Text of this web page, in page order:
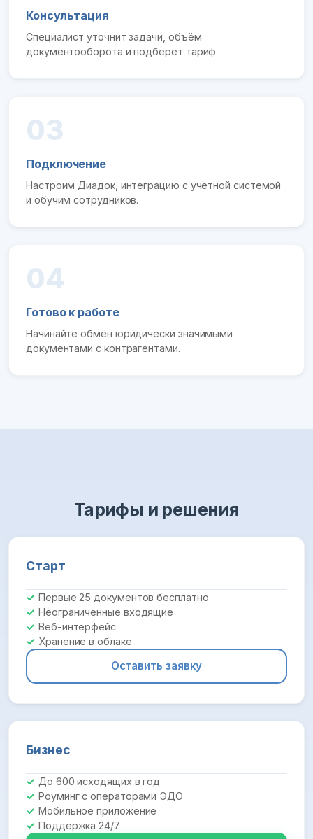
Консультация
Специалист уточнит задачи, объём
документооборота и подберёт тариф.
03
Подключение
Настроим Диадок, интеграцию с учётной системой
и обучим сотрудников.
04
Готово к работе
Начинайте обмен юридически значимыми
документами с контрагентами.
Тарифы и решения
Старт
Первые 25 документов бесплатно
Неограниченные входящие
Веб-интерфейс
Хранение в облаке
Оставить заявку
Бизнес
До 600 исходящих в год
Роуминг с операторами ЭДО
Мобильное приложение
Поддержка 24/7